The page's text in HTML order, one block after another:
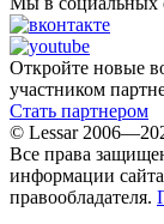
Откройте новые
участником
Стать партнером
© Lessar
Все права
информации
правообладателя.